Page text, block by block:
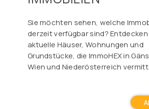
Sie möchten sehen, welche
derzeit verfügbar sind? Entdecken
aktuelle Häuser, Wohnungen und
Grundstücke, die ImmoHEX in
Wien und Niederösterreich